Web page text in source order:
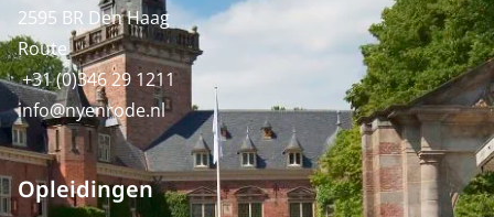
2595 BR Den Haag
Route
+31 (0)346 29 1211
info@nyenrode.nl
Opleidingen